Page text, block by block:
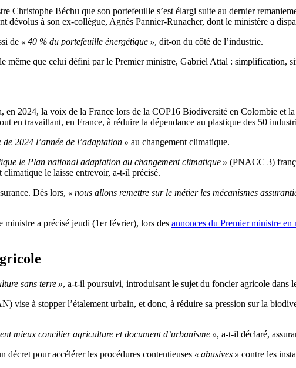
Christophe Béchu que son portefeuille s’est élargi suite au dernier
dévolus à son ex-collègue, Agnès Pannier-Runacher, dont le ministère a
de « 40 % du portefeuille énergétique », dit-on du côté de l’industrie.
même que celui défini par le Premier ministre, Gabriel Attal : simplification,
2024, la voix de la France lors de la COP16 Biodiversité en Colombie et
en travaillant, en France, à réduire la dépendance au plastique des 50
de 2024 l’année de l’adaptation » au changement climatique.
le Plan national adaptation au changement climatique » (PNACC 3)
le laisse entrevoir, a-t-il précisé.
Dès lors, « nous allons remettre sur le métier les mécanismes
ministre a précisé jeudi (1er février), lors des annonces du Premier ministre en
sans terre », a-t-il poursuivi, introduisant le sujet du foncier agricole dans
vise à stopper l’étalement urbain, et donc, à réduire sa pression sur la
mieux concilier agriculture et document d’urbanisme », a-t-il déclaré,
pour accélérer les procédures contentieuses « abusives » contre les